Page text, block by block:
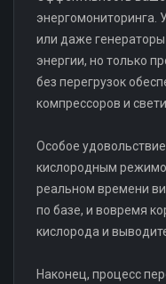
энергомониторинга.
или даже генераторы
энергии, но только
без перегрузок
компрессоров и
Особое
кислородным
реальном времени
по базе, и вовремя
кислорода и
Наконец, процесс